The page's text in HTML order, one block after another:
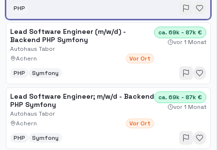
PHP
Lead Software Engineer (m/w/d) -
Backend PHP Symfony
Autohaus Tabor
Achern
Vor Ort
ca. 69k - 87k €
vor 1 Monat
PHP Symfony
Lead Software Engineer; m​/w​/d - Backend
PHP Symfony
Autohaus Tabor
Achern
Vor Ort
ca. 69k - 87k €
vor 1 Monat
PHP Symfony